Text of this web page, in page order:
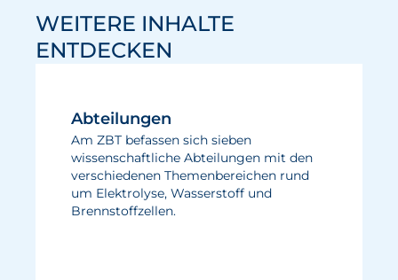
WEITERE INHALTE
ENTDECKEN
Abteilungen
Am ZBT befassen sich sieben
wissenschaftliche Abteilungen mit den
verschiedenen Themenbereichen rund
um Elektrolyse, Wasserstoff und
Brennstoffzellen.